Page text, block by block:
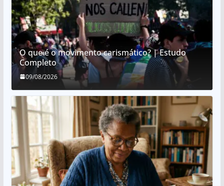
O que é o movimento carismático? | Estudo
Completo
09/08/2026